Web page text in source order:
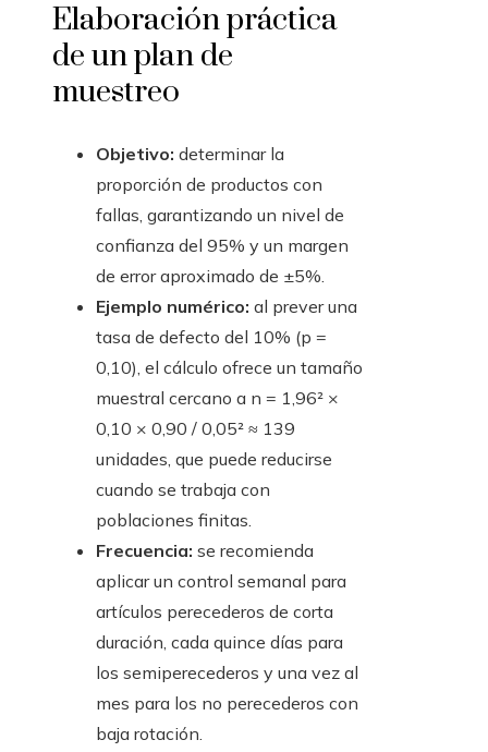
Elaboración práctica
de un plan de
muestreo
Objetivo: determinar la
proporción de productos con
fallas, garantizando un nivel de
confianza del 95% y un margen
de error aproximado de ±5%.
Ejemplo numérico: al prever una
tasa de defecto del 10% (p =
0,10), el cálculo ofrece un tamaño
muestral cercano a n = 1,96² ×
0,10 × 0,90 / 0,05² ≈ 139
unidades, que puede reducirse
cuando se trabaja con
poblaciones finitas.
Frecuencia: se recomienda
aplicar un control semanal para
artículos perecederos de corta
duración, cada quince días para
los semiperecederos y una vez al
mes para los no perecederos con
baja rotación.